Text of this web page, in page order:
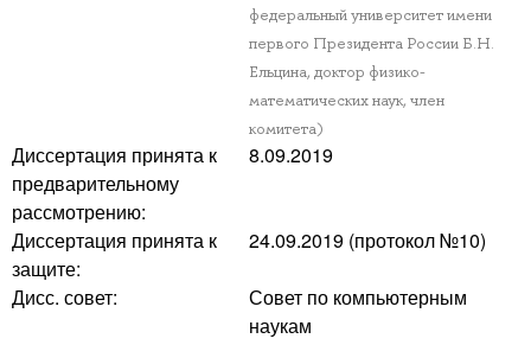
федеральный университет имени
первого Президента России Б.Н.
Ельцина, доктор физико-
математических наук, член
комитета)
Диссертация принята к
предварительному
рассмотрению:
8.09.2019
Диссертация принята к
защите:
24.09.2019 (протокол №10)
Дисс. совет:
Совет по компьютерным
наукам